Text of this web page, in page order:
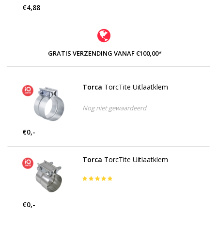
€4,88
GRATIS VERZENDING VANAF €100,00*
Torca TorcTite Uitlaatklem
Nog niet gewaardeerd
€0,-
Torca TorcTite Uitlaatklem
€0,-